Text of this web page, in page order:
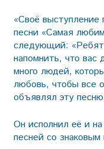
«Своё
песни «Самая
следующий:
напомнить, что
много людей,
любовь, чтобы все
объявлял эту
Он исполнил её и
песней со